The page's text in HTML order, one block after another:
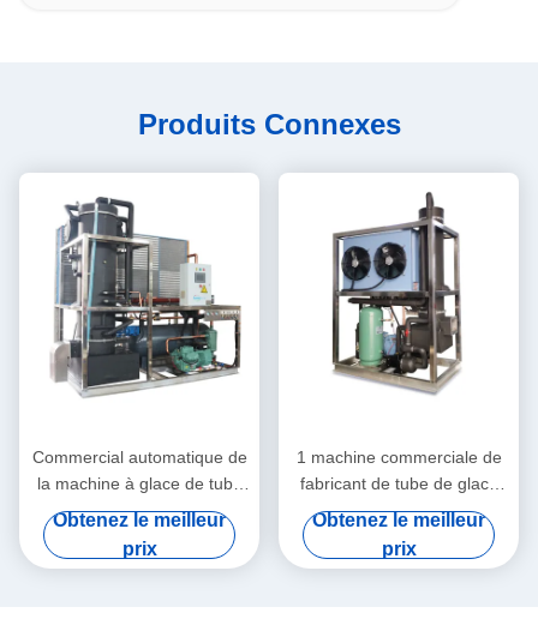
Produits Connexes
Commercial automatique de
la machine à glace de tube
10T/24H pour la mer de
poissons de nourriture
Obtenez le meilleur
prix
1 machine commerciale de
fabricant de tube de glace
de Ton/24H automatique
Obtenez le meilleur
prix